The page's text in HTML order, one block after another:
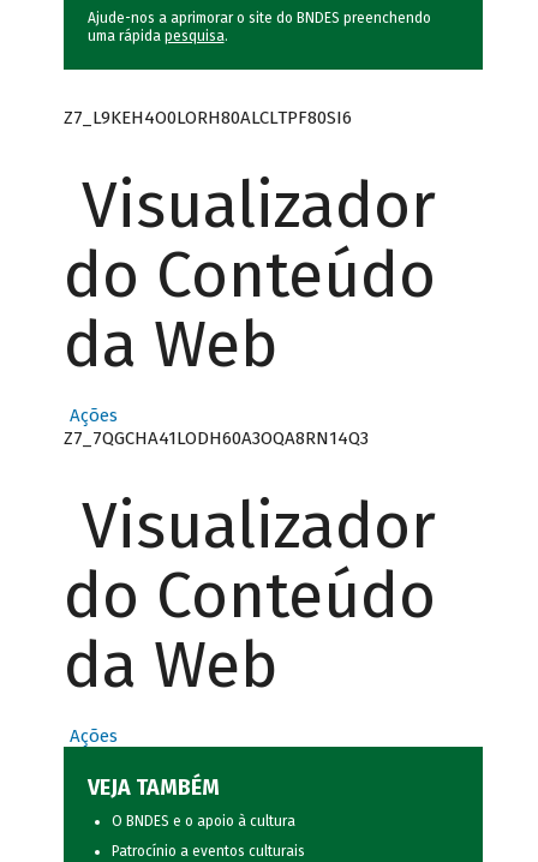
Ajude-nos a aprimorar o site do BNDES preenchendo
uma rápida pesquisa.
Z7_L9KEH4O0LORH80ALCLTPF80SI6
Visualizador
do Conteúdo
da Web
Ações
Z7_7QGCHA41LODH60A3OQA8RN14Q3
Visualizador
do Conteúdo
da Web
Ações
VEJA TAMBÉM
O BNDES e o apoio à cultura
Patrocínio a eventos culturais